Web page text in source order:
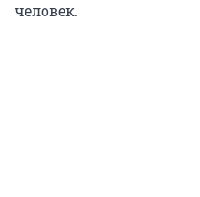
человек.